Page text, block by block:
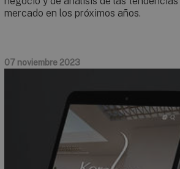
mercado en los próximos años.
07 noviembre 2023